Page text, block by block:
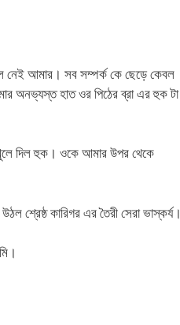
নেই আমার। সব সম্পর্ক কে ছেড়ে কেবল
হাত ওর পিঠের ব্রা এর হুক টা
খুলে দিল হুক। ওকে আমার উপর থেকে
কারিগর এর তৈরী সেরা ভাস্কর্য।